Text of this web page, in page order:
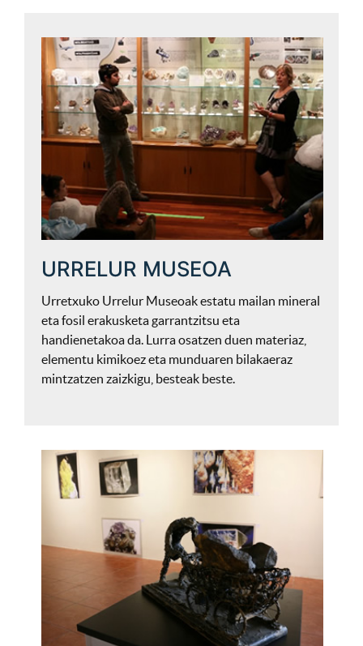
URRELUR MUSEOA
Urretxuko Urrelur Museoak estatu mailan mineral
eta fosil erakusketa garrantzitsu eta
handienetakoa da. Lurra osatzen duen materiaz,
elementu kimikoez eta munduaren bilakaeraz
mintzatzen zaizkigu, besteak beste.